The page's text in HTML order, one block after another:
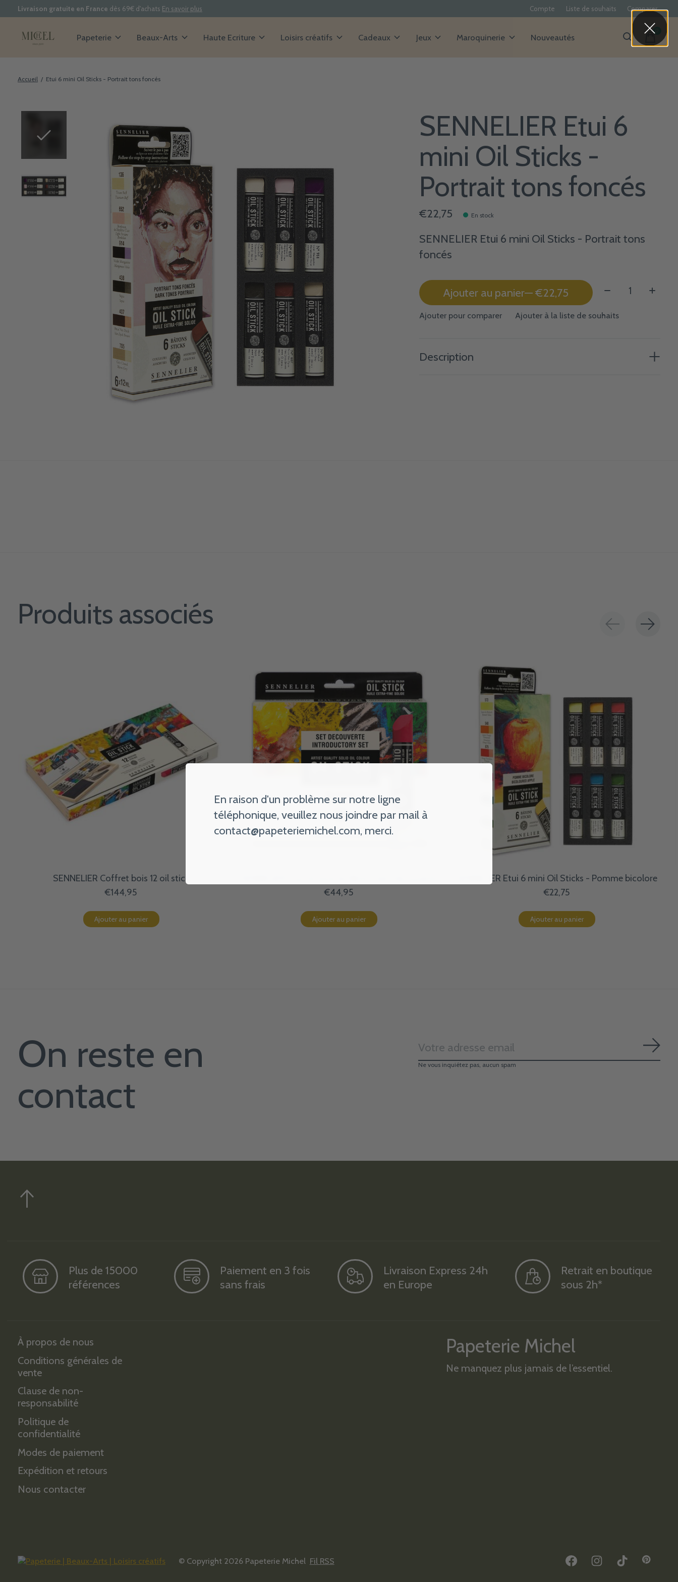
Livraison gratuite en France dès 69€ d'achats En savoir plus Compte Liste de souhaits Comparer
Papeterie Beaux-Arts Haute Ecriture Loisirs créatifs Cadeaux Jeux Maroquinerie Nouveautés items
Accueil / Etui 6 mini Oil Sticks - Portrait tons foncés
SENNELIER Etui 6
mini Oil Sticks -
Portrait tons foncés
€22,75 En stock
SENNELIER Etui 6 mini Oil Sticks - Portrait tons
foncés
Ajouter au panier — €22,75 Quantité:
Ajouter pour comparer Ajouter à la liste de souhaits
Description
Produits associés
SENNELIER Coffret bois 12 oil stick
€144,95
Ajouter au panier
€44,95
Ajouter au panier
SENNELIER Etui 6 mini Oil Sticks - Pomme bicolore
€22,75
Ajouter au panier
On reste en
contact
Ne vous inquiétez pas, aucun spam
Plus de 15000
références
Paiement en 3 fois
sans frais
Livraison Express 24h
en Europe
Retrait en boutique
sous 2h*
À propos de nous
Conditions générales de
vente
Clause de non-
responsabilité
Politique de
confidentialité
Modes de paiement
Expédition et retours
Nous contacter
Papeterie Michel
Ne manquez plus jamais de l’essentiel.
© Copyright 2026 Papeterie Michel Fil RSS
En raison d'un problème sur notre ligne
téléphonique, veuillez nous joindre par mail à
contact@papeteriemichel.com, merci.